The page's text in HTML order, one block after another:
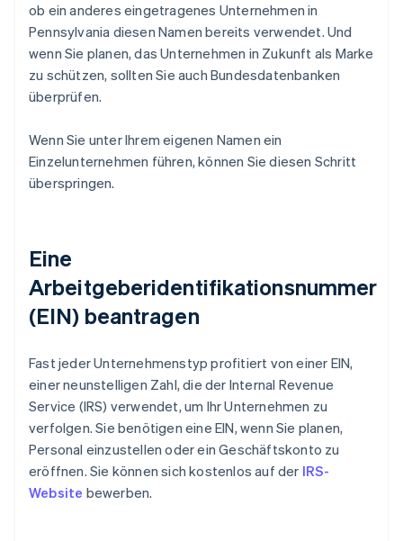
ob ein anderes eingetragenes Unternehmen in
Pennsylvania diesen Namen bereits verwendet. Und
wenn Sie planen, das Unternehmen in Zukunft als Marke
zu schützen, sollten Sie auch Bundesdatenbanken
überprüfen.
Wenn Sie unter Ihrem eigenen Namen ein
Einzelunternehmen führen, können Sie diesen Schritt
überspringen.
Eine
Arbeitgeberidentifikationsnummer
(EIN) beantragen
Fast jeder Unternehmenstyp profitiert von einer EIN,
einer neunstelligen Zahl, die der Internal Revenue
Service (IRS) verwendet, um Ihr Unternehmen zu
verfolgen. Sie benötigen eine EIN, wenn Sie planen,
Personal einzustellen oder ein Geschäftskonto zu
eröffnen. Sie können sich kostenlos auf der IRS-
Website bewerben.